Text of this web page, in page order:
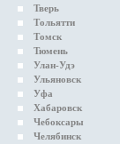
Тверь
Тольятти
Томск
Тюмень
Улан-Удэ
Ульяновск
Уфа
Хабаровск
Чебоксары
Челябинск